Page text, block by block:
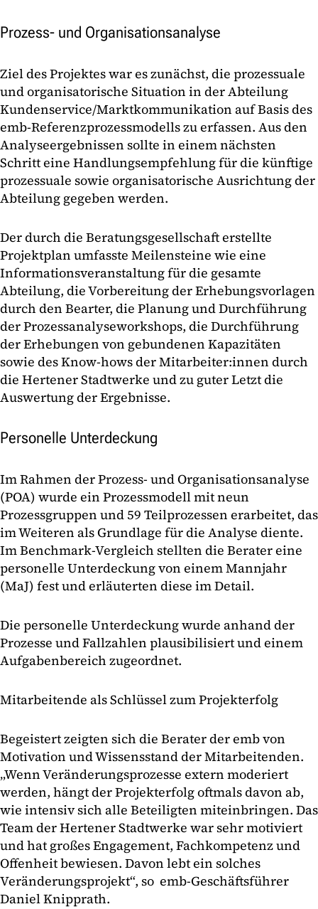
Prozess- und Organisationsanalyse
Ziel des Projektes war es zunächst, die prozessuale
und organisatorische Situation in der Abteilung
Kundenservice/Marktkommunikation auf Basis des
emb-Referenzprozessmodells zu erfassen. Aus den
Analyseergebnissen sollte in einem nächsten
Schritt eine Handlungsempfehlung für die künftige
prozessuale sowie organisatorische Ausrichtung der
Abteilung gegeben werden.
Der durch die Beratungsgesellschaft erstellte
Projektplan umfasste Meilensteine wie eine
Informationsveranstaltung für die gesamte
Abteilung, die Vorbereitung der Erhebungsvorlagen
durch den Bearter, die Planung und Durchführung
der Prozessanalyseworkshops, die Durchführung
der Erhebungen von gebundenen Kapazitäten
sowie des Know-hows der Mitarbeiter:innen durch
die Hertener Stadtwerke und zu guter Letzt die
Auswertung der Ergebnisse.
Personelle Unterdeckung
Im Rahmen der Prozess- und Organisationsanalyse
(POA) wurde ein Prozessmodell mit neun
Prozessgruppen und 59 Teilprozessen erarbeitet, das
im Weiteren als Grundlage für die Analyse diente.
Im Benchmark-Vergleich stellten die Berater eine
personelle Unterdeckung von einem Mannjahr
(MaJ) fest und erläuterten diese im Detail.
Die personelle Unterdeckung wurde anhand der
Prozesse und Fallzahlen plausibilisiert und einem
Aufgabenbereich zugeordnet.
Mitarbeitende als Schlüssel zum Projekterfolg
Begeistert zeigten sich die Berater der emb von
Motivation und Wissensstand der Mitarbeitenden.
„Wenn Veränderungsprozesse extern moderiert
werden, hängt der Projekterfolg oftmals davon ab,
wie intensiv sich alle Beteiligten miteinbringen. Das
Team der Hertener Stadtwerke war sehr motiviert
und hat großes Engagement, Fachkompetenz und
Offenheit bewiesen. Davon lebt ein solches
Veränderungsprojekt“, so emb-Geschäftsführer
Daniel Knipprath.